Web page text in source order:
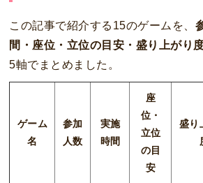
この記事で紹介する15のゲームを、
間・座位・立位の目安・盛り上がり
5軸でまとめました。
ゲーム
名
参加
人数
実施
時間
座
位・
立位
の目
安
盛り